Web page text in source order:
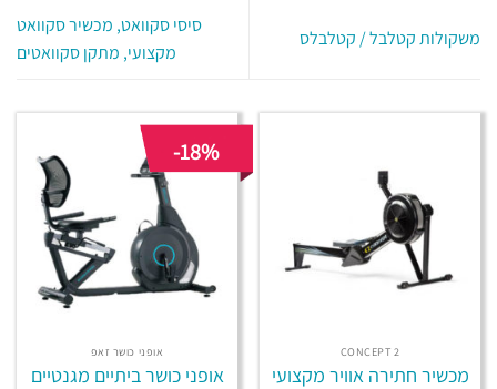
משקולות קטלבל / קטלבלס
סיסי סקוואט, מכשיר סקוואט
מקצועי, מתקן סקוואטים
CONCEPT 2
מכשיר חתירה אוויר מקצועי
-18%
אופני כושר זאפ
אופני כושר ביתיים מגנטיים